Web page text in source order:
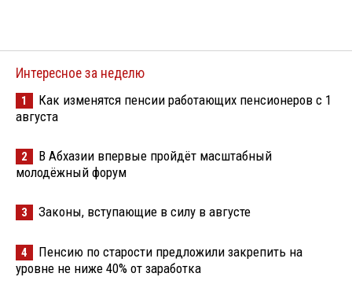
Интересное за неделю
1
Как изменятся пенсии работающих пенсионеров с 1
августа
2
В Абхазии впервые пройдёт масштабный
молодёжный форум
3 Законы, вступающие в силу в августе
4
Пенсию по старости предложили закрепить на
уровне не ниже 40% от заработка